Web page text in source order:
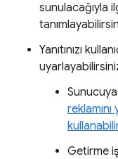
sunulacağıyla
Yanıtınızı
Sunucuya
Getirme